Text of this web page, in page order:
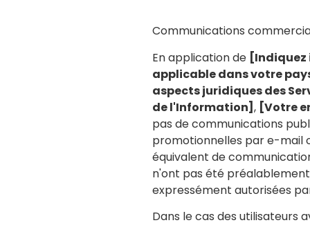
Communications
En application de
applicable dans votre
aspects juridiques des
de l'Information] , [Votre
pas de communications
promotionnelles par e-mail
équivalent de
n'ont pas été
expressément autorisées
Dans le cas des utilisateurs